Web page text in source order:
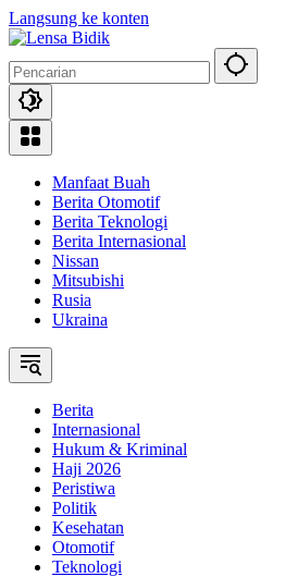
Langsung ke konten
Manfaat Buah
Berita Otomotif
Berita Teknologi
Berita Internasional
Nissan
Mitsubishi
Rusia
Ukraina
Berita
Internasional
Hukum & Kriminal
Haji 2026
Peristiwa
Politik
Kesehatan
Otomotif
Teknologi